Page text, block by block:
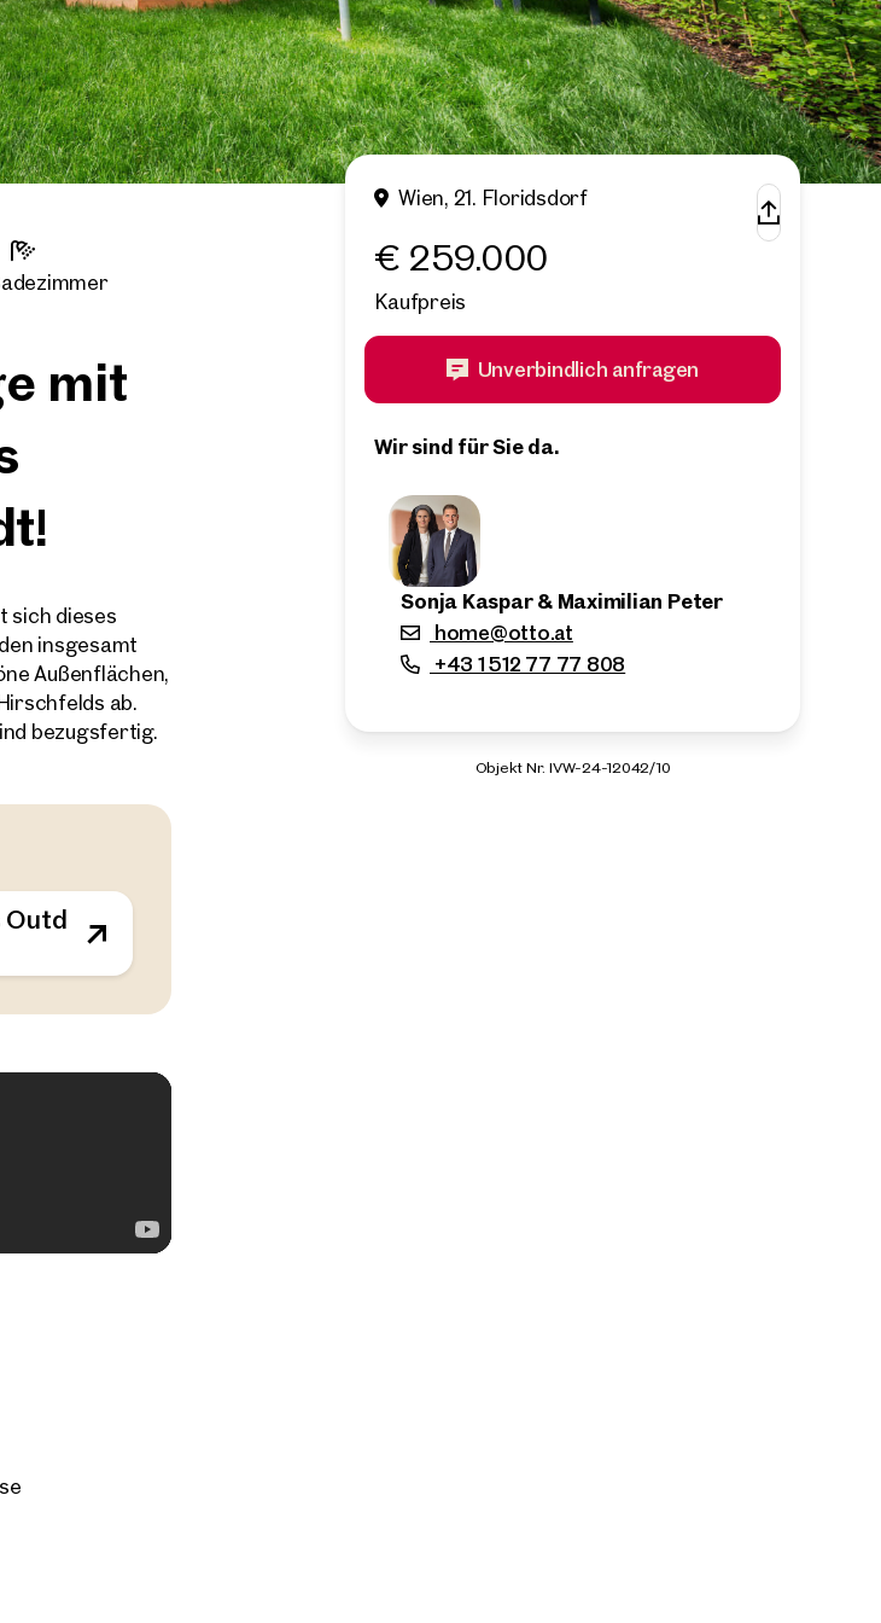
mit
sich dieses
insgesamt
Außenflächen,
ab.
bezugsfertig.
Areal
Wien, 21. Floridsdorf
€ 259.000
Kaufpreis
Unverbindlich anfragen
Wir sind für Sie da.
Sonja Kaspar & Maximilian Peter
home@otto.at
+43 1 512 77 77 808
Objekt Nr. IVW-24-12042/10